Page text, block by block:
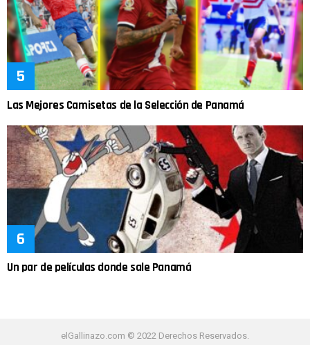
Las Mejores Camisetas de la Selección de Panamá
Un par de películas donde sale Panamá
elGallinazo.com © 2022 Derechos Reservados.